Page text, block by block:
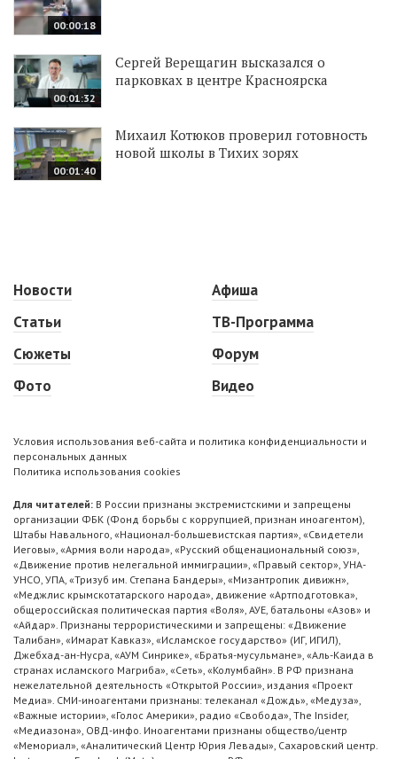
00:00:18
00:01:32
Сергей Верещагин высказался о
парковках в центре Красноярска
00:01:40
Михаил Котюков проверил готовность
новой школы в Тихих зорях
Новости
Статьи
Сюжеты
Фото
Афиша
ТВ-Программа
Форум
Видео
Условия использования веб-сайта и политика конфиденциальности и
персональных данных
Политика использования cookies
Для читателей: В России признаны экстремистскими и запрещены
организации ФБК (Фонд борьбы с коррупцией, признан иноагентом),
Штабы Навального, «Национал-большевистская партия», «Свидетели
Иеговы», «Армия воли народа», «Русский общенациональный союз»,
«Движение против нелегальной иммиграции», «Правый сектор», УНА-
УНСО, УПА, «Тризуб им. Степана Бандеры», «Мизантропик дивижн»,
«Меджлис крымскотатарского народа», движение «Артподготовка»,
общероссийская политическая партия «Воля», АУЕ, батальоны «Азов» и
«Айдар». Признаны террористическими и запрещены: «Движение
Талибан», «Имарат Кавказ», «Исламское государство» (ИГ, ИГИЛ),
Джебхад-ан-Нусра, «АУМ Синрике», «Братья-мусульмане», «Аль-Каида в
странах исламского Магриба», «Сеть», «Колумбайн». В РФ признана
нежелательной деятельность «Открытой России», издания «Проект
Медиа». СМИ-иноагентами признаны: телеканал «Дождь», «Медуза»,
«Важные истории», «Голос Америки», радио «Свобода», The Insider,
«Медиазона», ОВД-инфо. Иноагентами признаны общество/центр
«Мемориал», «Аналитический Центр Юрия Левады», Сахаровский центр.